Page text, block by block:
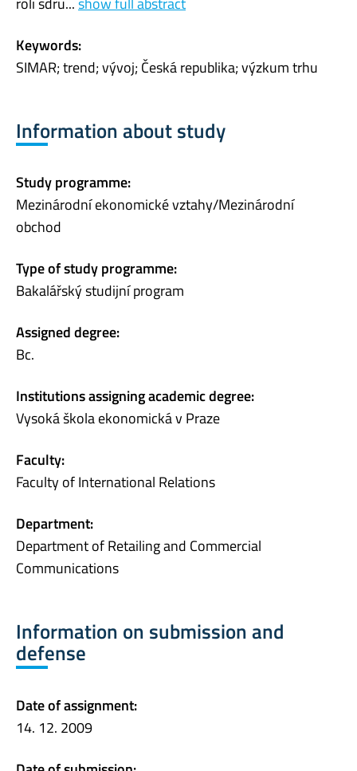
Keywords:
SIMAR; trend; vývoj; Česká republika; výzkum trhu
Information about study
Study programme:
Mezinárodní ekonomické vztahy/Mezinárodní
obchod
Type of study programme:
Bakalářský studijní program
Assigned degree:
Bc.
Institutions assigning academic degree:
Vysoká škola ekonomická v Praze
Faculty:
Faculty of International Relations
Department:
Department of Retailing and Commercial
Communications
Information on submission and
defense
Date of assignment:
14. 12. 2009